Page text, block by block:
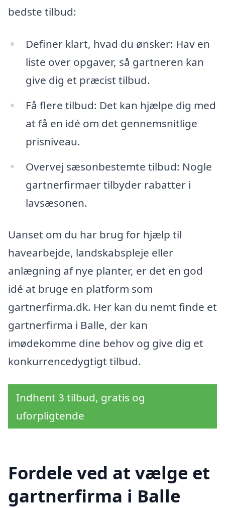
bedste tilbud:
Definer klart, hvad du ønsker: Hav en
liste over opgaver, så gartneren kan
give dig et præcist tilbud.
Få flere tilbud: Det kan hjælpe dig med
at få en idé om det gennemsnitlige
prisniveau.
Overvej sæsonbestemte tilbud: Nogle
gartnerfirmaer tilbyder rabatter i
lavsæsonen.
Uanset om du har brug for hjælp til
havearbejde, landskabspleje eller
anlægning af nye planter, er det en god
idé at bruge en platform som
gartnerfirma.dk. Her kan du nemt finde et
gartnerfirma i Balle, der kan
imødekomme dine behov og give dig et
konkurrencedygtigt tilbud.
Indhent 3 tilbud, gratis og
uforpligtende
Fordele ved at vælge et
gartnerfirma i Balle